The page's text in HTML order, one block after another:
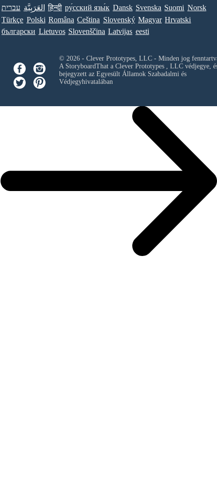
עברית العَرَبِيَّة हिन्दी ру́сский язы́к Dansk Svenska Suomi Norsk
Türkçe Polski Româna Ceština Slovenský Magyar Hrvatski
български Lietuvos Slovenščina Latvijas eesti
© 2026 - Clever Prototypes, LLC - Minden jog
A StoryboardThat a Clever Prototypes , LLCvédjegye,
bejegyzett az Egyesült Államok Szabadalmi és
Védjegyhivatalában